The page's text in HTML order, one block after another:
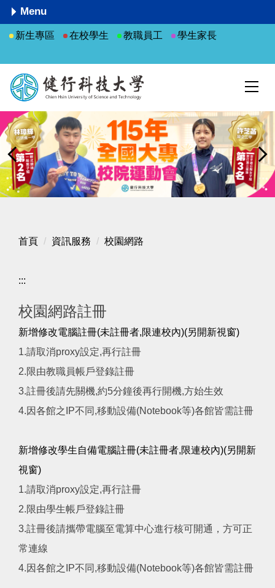
跳
到
主
容
區
Menu
新生專區 在校學生 教職員工 學生家長
首頁 資訊服務 校園網路
:::
校園網路註冊
新增修改電腦註冊(未註冊者,限連校內)(另開新視窗)
1.請取消proxy設定,再行註冊
2.限由教職員帳戶登錄註冊
3.註冊後請先關機,約5分鐘後再行開機,方始生效
4.因各館之IP不同,移動設備(Notebook等)各館皆需註冊
新增修改學生自備電腦註冊(未註冊者,限連校內)(另開新
視窗)
1.請取消proxy設定,再行註冊
2.限由學生帳戶登錄註冊
3.註冊後請攜帶電腦至電算中心進行核可開通，方可正
常連線
4.因各館之IP不同,移動設備(Notebook等)各館皆需註冊